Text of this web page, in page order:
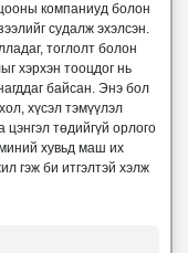
компаниуд болон
судалж эхэлсэн.
тоглолт болон
хэрхэн тооцдог нь
байсан. Энэ бол
хүсэл тэмүүлэл
цэнгэл төдийгүй орлого
хувьд маш их
гэж би итгэлтэй хэлж